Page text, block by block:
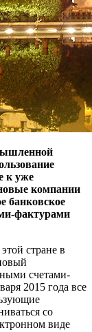
к уже
компании
банковское
фактурами
стране в
счетами-
2015 года все
со
виде